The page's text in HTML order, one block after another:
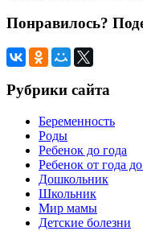
Понравилось?
Рубрики сайта
Беременность
Роды
Ребенок до года
Ребенок от года
Дошкольник
Школьник
Мир мамы
Детские болезни